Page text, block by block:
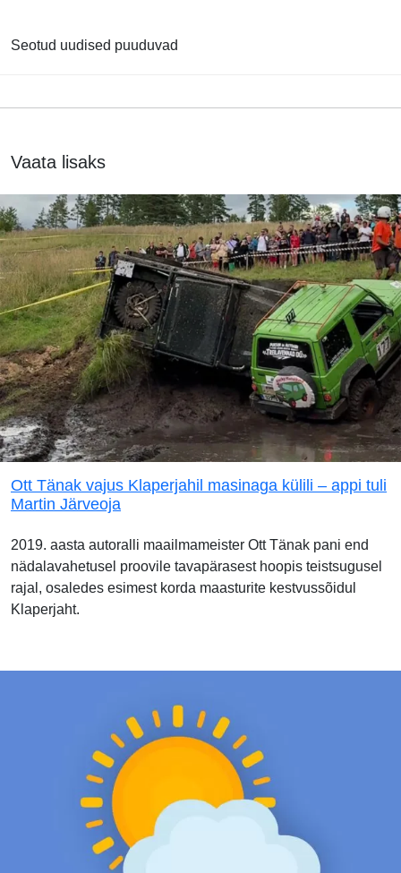
Seotud uudised puuduvad
Vaata lisaks
Ott Tänak vajus Klaperjahil masinaga külili – appi tuli
Martin Järveoja
2019. aasta autoralli maailmameister Ott Tänak pani end
nädalavahetusel proovile tavapärasest hoopis teistsugusel
rajal, osaledes esimest korda maasturite kestvussõidul
Klaperjaht.